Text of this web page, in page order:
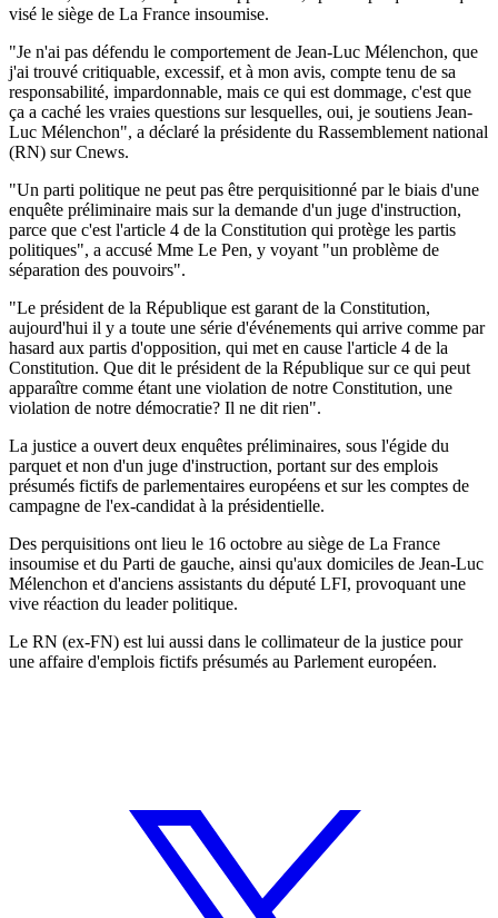
visé le siège de La France insoumise.
"Je n'ai pas défendu le comportement de Jean-Luc Mélenchon, que
j'ai trouvé critiquable, excessif, et à mon avis, compte tenu de sa
responsabilité, impardonnable, mais ce qui est dommage, c'est que
ça a caché les vraies questions sur lesquelles, oui, je soutiens Jean-
Luc Mélenchon", a déclaré la présidente du Rassemblement national
(RN) sur Cnews.
"Un parti politique ne peut pas être perquisitionné par le biais d'une
enquête préliminaire mais sur la demande d'un juge d'instruction,
parce que c'est l'article 4 de la Constitution qui protège les partis
politiques", a accusé Mme Le Pen, y voyant "un problème de
séparation des pouvoirs".
"Le président de la République est garant de la Constitution,
aujourd'hui il y a toute une série d'événements qui arrive comme par
hasard aux partis d'opposition, qui met en cause l'article 4 de la
Constitution. Que dit le président de la République sur ce qui peut
apparaître comme étant une violation de notre Constitution, une
violation de notre démocratie? Il ne dit rien".
La justice a ouvert deux enquêtes préliminaires, sous l'égide du
parquet et non d'un juge d'instruction, portant sur des emplois
présumés fictifs de parlementaires européens et sur les comptes de
campagne de l'ex-candidat à la présidentielle.
Des perquisitions ont lieu le 16 octobre au siège de La France
insoumise et du Parti de gauche, ainsi qu'aux domiciles de Jean-Luc
Mélenchon et d'anciens assistants du député LFI, provoquant une
vive réaction du leader politique.
Le RN (ex-FN) est lui aussi dans le collimateur de la justice pour
une affaire d'emplois fictifs présumés au Parlement européen.